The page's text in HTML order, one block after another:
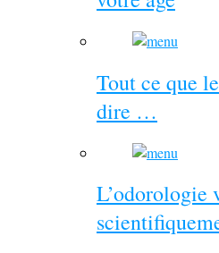
Tout ce que
dire …
L’odorologie